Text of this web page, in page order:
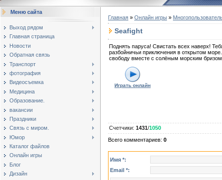
Меню сайта
Выход рядом
Главная страница
Новости
Обратная связь
Транспорт
фотография
Видеосъемка
Медицина
Образование.
вакансии
Праздники
Связь с миром.
Юмор
Каталог файлов
Онлайн игры
Блог
Дизайн
Главная » Онлайн игры »
Seafight
Поднять паруса! Свистать всех наверх!
разбойничьи приключения в открытом
свободу вместе с солёным морским
Играть онлайн
Счетчики: 1431/1050
Всего комментариев: 0
Имя *:
Email *: